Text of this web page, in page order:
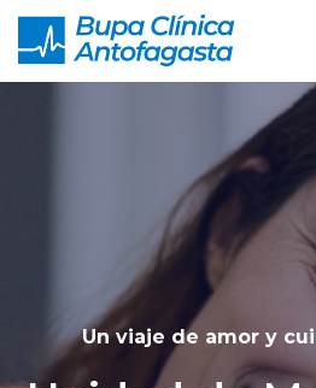
Click acá para ir directamente al
Especialidades y
Telemedicina Blua
Un viaje de amor y